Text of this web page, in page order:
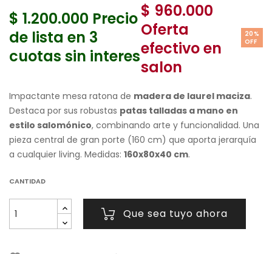
$ 1.200.000 Precio
de lista en 3
cuotas sin interes
$ 960.000
Oferta
efectivo en
salon
20%
OFF
Impactante mesa ratona de madera de laurel maciza.
Destaca por sus robustas patas talladas a mano en
estilo salomónico, combinando arte y funcionalidad. Una
pieza central de gran porte (160 cm) que aporta jerarquía
a cualquier living. Medidas: 160x80x40 cm.
CANTIDAD
Que sea tuyo ahora